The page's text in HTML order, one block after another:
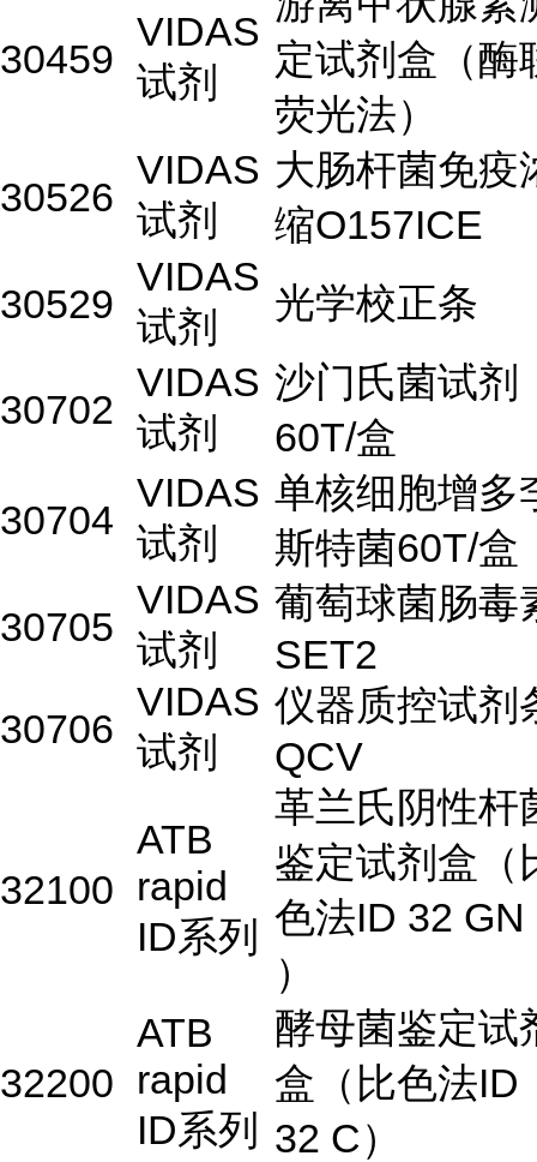
30459
VIDAS
试剂
定试剂盒（酶
荧光法）
30526
VIDAS
试剂
大肠杆菌免疫
缩O157ICE
30529
VIDAS
试剂
光学校正条
30702
VIDAS
试剂
沙门氏菌试剂
60T/盒
30704
VIDAS
试剂
单核细胞增多
斯特菌60T/盒
30705
VIDAS
试剂
葡萄球菌肠毒
SET2
30706
VIDAS
试剂
仪器质控试剂
QCV
32100
ATB
rapid
ID系列
革兰氏阴性杆
鉴定试剂盒（
色法ID 32 GN
）
32200
ATB
rapid
ID系列
酵母菌鉴定试
盒（比色法ID
32 C）